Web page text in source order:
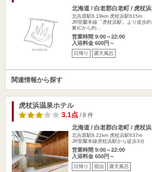
北海道 / 白老郡白老町 / 虎杖
北吉原駅8.19km 虎杖浜駅615m
JR室蘭本線「虎杖浜駅」より徒歩
東ICから約…
営業時間 9:00～22:00
入浴料金 600円～
日帰り 露天風呂
関連情報から探す
虎杖浜温泉ホテル
3.1点/ 8 件
北海道 / 白老郡白老町 / 虎杖
北吉原駅8.22km 虎杖浜駅637m
JR室蘭本線虎杖浜駅から徒歩3分
営業時間 9:00～22:00
入浴料金 650円～
日帰り 宿泊 露天風呂